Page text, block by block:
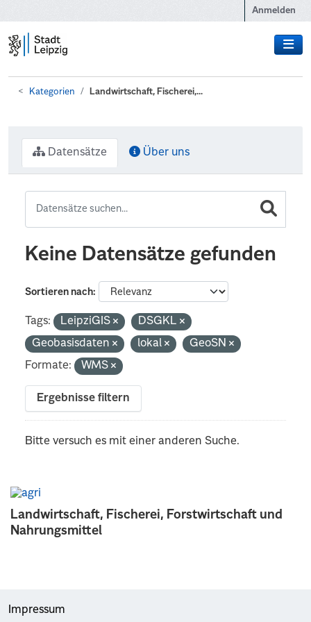
Anmelden
Kategorien Landwirtschaft, Fischerei,...
Landwirtschaft, Fischerei, Forstwirtschaft und
Nahrungsmittel
Datensätze Über uns
Keine Datensätze gefunden
Sortieren nach
Tags: LeipziGIS
DSGKL
Geobasisdaten
lokal
GeoSN
Formate:
WMS
Ergebnisse filtern
Bitte versuch es mit einer anderen Suche.
Impressum